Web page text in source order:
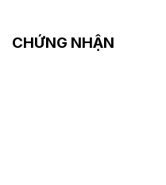
CHỨNG NHẬN